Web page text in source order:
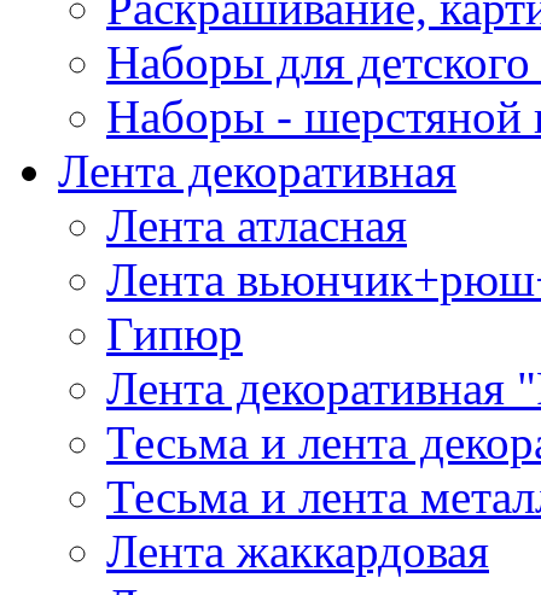
Наборы для
Наборы - шерстяной
Лента декоративная
Лента атласная
Лента
Гипюр
Лента декоративная
Тесьма и лента
Тесьма и лента
Лента жаккардовая